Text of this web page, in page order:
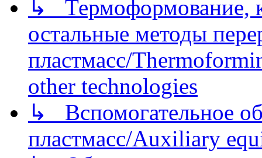
↳ Термоформование,
остальные методы
пластмасс/
other technologies
↳ Вспомогательное
пластмасс/Auxiliary